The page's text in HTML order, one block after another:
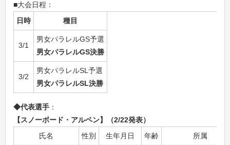
■大会日程：
日時
種目
3/1
男女パラレルGS予選
男女パラレルGS決勝
3/2
男女パラレルSL予選
男女パラレルSL決勝
◆代表選手 ：
【スノーボード・アルペン】（2/22発表）
氏名
性別 生年月日 年齢 所属